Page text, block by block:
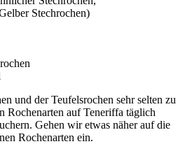
Stechrochen)
und der Teufelsrochen sehr selten zu
Rochenarten auf Teneriffa täglich
Gehen wir etwas näher auf die
Rochenarten ein.